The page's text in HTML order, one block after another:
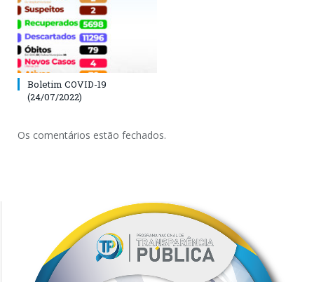
Boletim COVID-19
(24/07/2022)
Os comentários estão fechados.